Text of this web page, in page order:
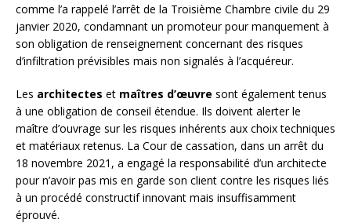
comme l’a rappelé l’arrêt de la Troisième Chambre civile du 29
janvier 2020, condamnant un promoteur pour manquement à
son obligation de renseignement concernant des risques
d’infiltration prévisibles mais non signalés à l’acquéreur.
Les architectes et maîtres d’œuvre sont également tenus
à une obligation de conseil étendue. Ils doivent alerter le
maître d’ouvrage sur les risques inhérents aux choix techniques
et matériaux retenus. La Cour de cassation, dans un arrêt du
18 novembre 2021, a engagé la responsabilité d’un architecte
pour n’avoir pas mis en garde son client contre les risques liés
à un procédé constructif innovant mais insuffisamment
éprouvé.